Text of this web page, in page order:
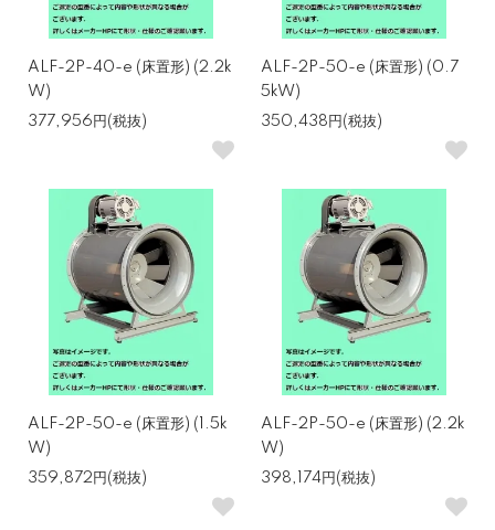
ALF-2P-40-e (床置形) (2.2k
W)
377,956円(税抜)
ALF-2P-50-e (床置形) (0.7
5kW)
350,438円(税抜)
ALF-2P-50-e (床置形) (1.5k
W)
359,872円(税抜)
ALF-2P-50-e (床置形) (2.2k
W)
398,174円(税抜)